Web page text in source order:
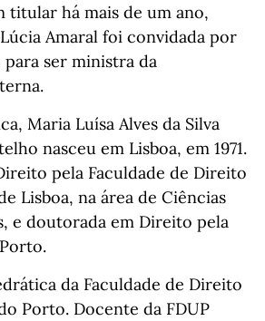
titular há mais de um ano,
Amaral foi convidada por
ser ministra da
Maria Luísa Alves da Silva
nasceu em Lisboa, em 1971.
pela Faculdade de Direito
Lisboa, na área de Ciências
e doutorada em Direito pela
da Faculdade de Direito
Porto. Docente da FDUP